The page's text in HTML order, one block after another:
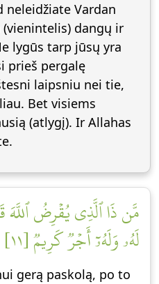
neleidžiate Vardan
(vienintelis) dangų ir
lygūs tarp jūsų yra
prieš pergalę
laipsniu nei tie,
Bet visiems
(atlygį). Ir Allahas
مَّن ذَا ٱلَّذِي يُقۡرِضُ
لَهُۥ وَلَهُۥٓ أَجۡرٞ كَرِيمٞ [١١]
gerą paskolą, po to